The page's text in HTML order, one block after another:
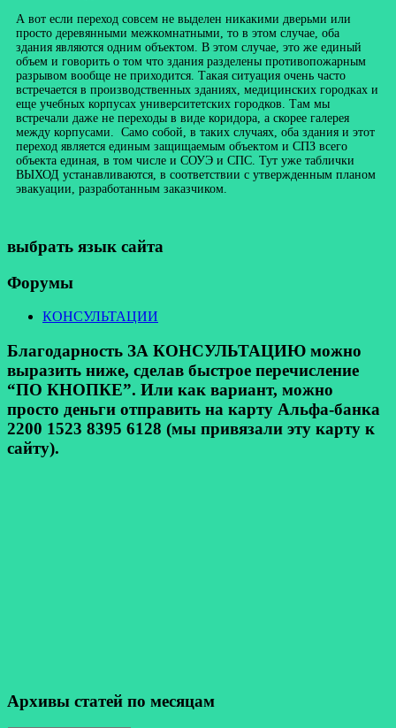
А вот если переход совсем не выделен никакими дверьми или
просто деревянными межкомнатными, то в этом случае, оба
здания являются одним объектом. В этом случае, это же единый
объем и говорить о том что здания разделены противопожарным
разрывом вообще не приходится. Такая ситуация очень часто
встречается в производственных зданиях, медицинских городках и
еще учебных корпусах университетских городков. Там мы
встречали даже не переходы в виде коридора, а скорее галерея
между корпусами. Само собой, в таких случаях, оба здания и этот
переход является единым защищаемым объектом и СПЗ всего
объекта единая, в том числе и СОУЭ и СПС. Тут уже таблички
ВЫХОД устанавливаются, в соответствии с утвержденным планом
эвакуации, разработанным заказчиком.
выбрать язык сайта
Форумы
КОНСУЛЬТАЦИИ
Благодарность ЗА КОНСУЛЬТАЦИЮ можно
выразить ниже, сделав быстрое перечисление
“ПО КНОПКЕ”. Или как вариант, можно
просто деньги отправить на карту Альфа-банка
2200 1523 8395 6128 (мы привязали эту карту к
сайту).
Архивы статей по месяцам